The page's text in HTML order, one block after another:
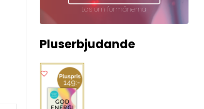
Läs om förmånerna
Pluserbjudande